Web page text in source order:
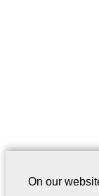
On our